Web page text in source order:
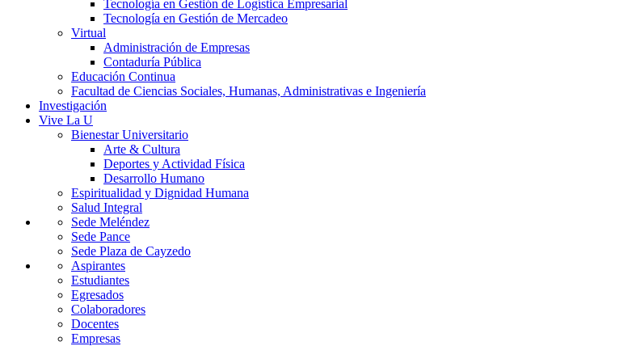
Tecnología en Gestión de Logística Empresarial
Tecnología en Gestión de Mercadeo
Virtual
Administración de Empresas
Contaduría Pública
Educación Continua
Facultad de Ciencias Sociales, Humanas, Administrativas e Ingeniería
Investigación
Vive La U
Bienestar Universitario
Arte & Cultura
Deportes y Actividad Física
Desarrollo Humano
Espiritualidad y Dignidad Humana
Salud Integral
Sede Meléndez
Sede Pance
Sede Plaza de Cayzedo
Aspirantes
Estudiantes
Egresados
Colaboradores
Docentes
Empresas